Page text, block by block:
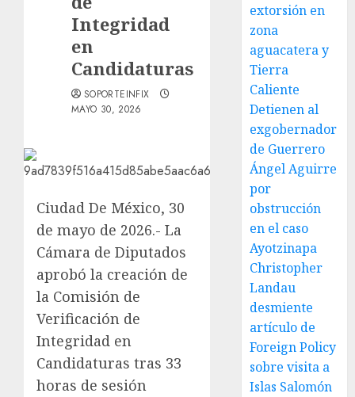
Integridad
en
Candidaturas
SOPORTEINFIX
MAYO 30, 2026
Ciudad De México, 30
de mayo de 2026.- La
Cámara de Diputados
aprobó la creación de
la Comisión de
Verificación de
Integridad en
Candidaturas tras 33
horas de sesión
extorsión en
zona
aguacatera y
Tierra
Caliente
Detienen al
exgobernador
de Guerrero
Ángel Aguirre
por
obstrucción
en el caso
Ayotzinapa
Christopher
Landau
desmiente
artículo de
Foreign Policy
sobre visita a
Islas Salomón